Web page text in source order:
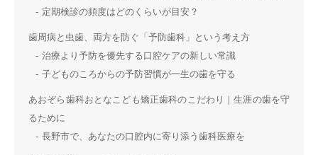
定期検診の頻度はどのくらいが目安？
歯周病と虫歯、両方を防ぐ「予防歯科」という考え方
治療より予防を優先する口腔ケアの新しい常識
子どものころからの予防習慣が一生の歯を守る
あおぞら歯科おとなこども矯正歯科のこだわり｜生涯の歯を守
るために
長野市で、あなたの口腔内に寄り添う歯科医療を